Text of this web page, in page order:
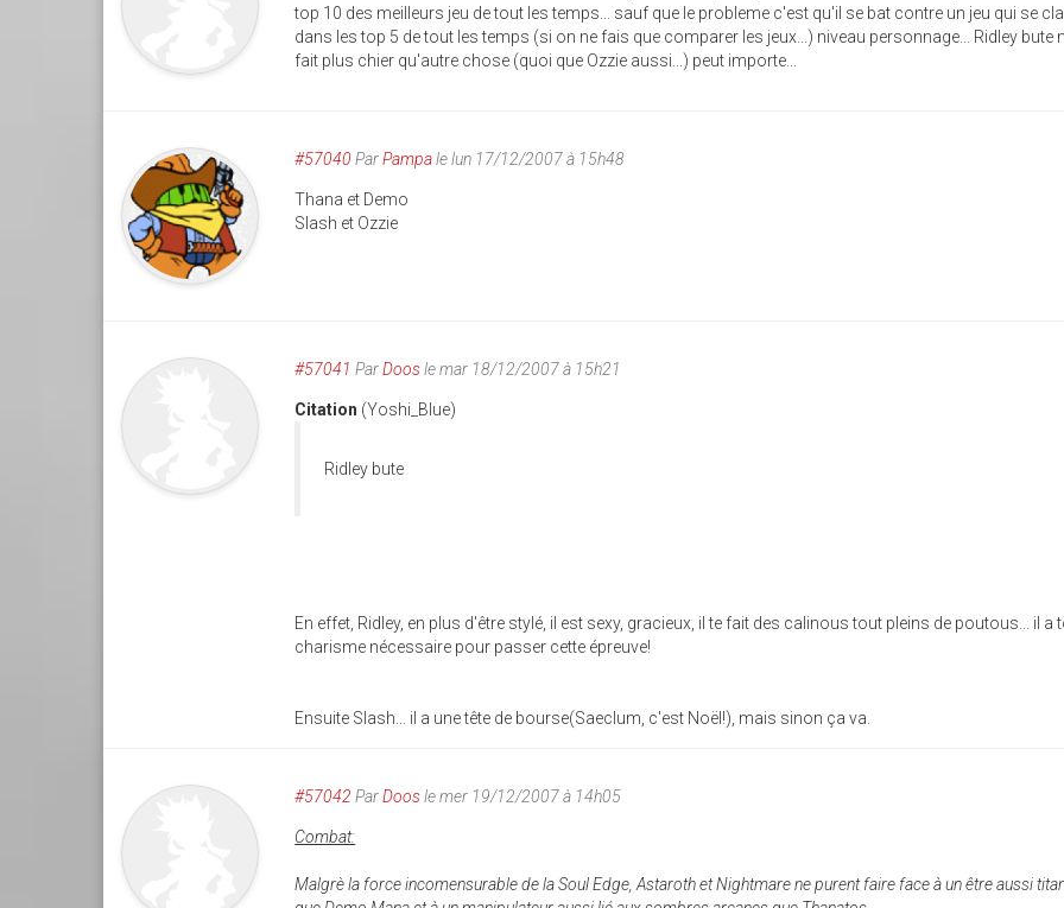
top 10 des meilleurs jeu de tout les temps... sauf que le probleme c'est qu'il se bat contre un jeu qui se
dans les top 5 de tout les temps (si on ne fais que comparer les jeux...) niveau personnage... Ridley bute
fait plus chier qu'autre chose (quoi que Ozzie aussi...) peut importe...
#57040 ParPampale lun 17/12/2007 à 15h48
Thana et Demo
Slash et Ozzie
#57041 ParDoosle mar 18/12/2007 à 15h21
Citation (Yoshi_Blue)
Ridley bute
En effet, Ridley, en plus d'être stylé, il est sexy, gracieux, il te fait des calinous tout pleins de poutous... il a
charisme nécessaire pour passer cette épreuve!
Ensuite Slash... il a une tête de bourse(Saeclum, c'est Noël!), mais sinon ça va.
#57042 ParDoosle mer 19/12/2007 à 14h05
Combat:
Malgrè la force incomensurable de la Soul Edge, Astaroth et Nightmare ne purent faire face à un être aussi